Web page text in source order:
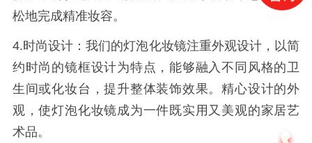
松地完成精准妆容。
4.时尚设计：我们的灯泡化妆镜注重外观设计，以简
约时尚的镜框设计为特点，能够融入不同风格的卫
生间或化妆台，提升整体装饰效果。精心设计的外
观，使灯泡化妆镜成为一件既实用又美观的家居艺
术品。